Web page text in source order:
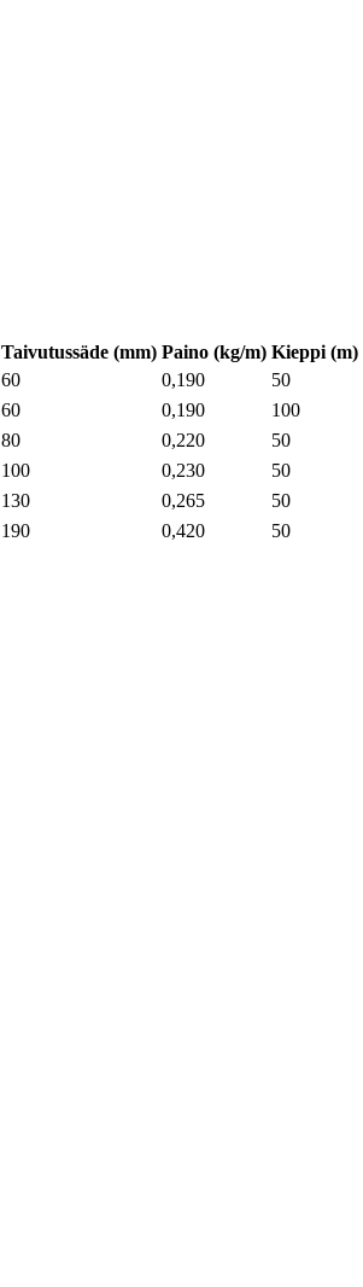
Taivutussäde (mm) Paino (kg/m) Kieppi (m)
60 0,190 50
60 0,190 100
80 0,220 50
100 0,230 50
130 0,265 50
190 0,420 50